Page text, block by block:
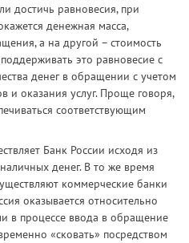
достичь равновесия, при
денежная масса,
а на другой – стоимость
это равновесие с
денег в обращении с учетом
и оказания услуг. Проще говоря,
соответствующим
Банк России исходя из
денег. В то же время
коммерческие банки
оказывается относительно
в процессе ввода в обращение
«сковать» посредством